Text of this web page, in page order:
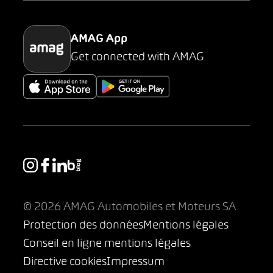
AMAG App
Get connected with AMAG
© 2026 AMAG Automobiles et Moteurs SA
Protection des donnéesMentions légales
Conseil en ligne mentions légales
Directive cookiesImpressum